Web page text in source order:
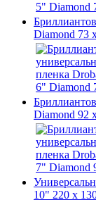
Diamond 73
Diamond 92
10" 220 x